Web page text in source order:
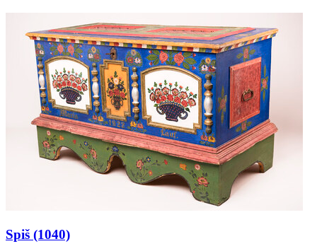
Spiš (1040)